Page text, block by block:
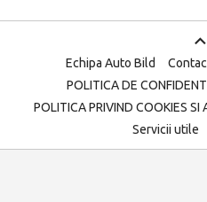
Echipa Auto Bild
POLITICA DE
POLITICA PRIVIND COOKIES SI
Servicii utile